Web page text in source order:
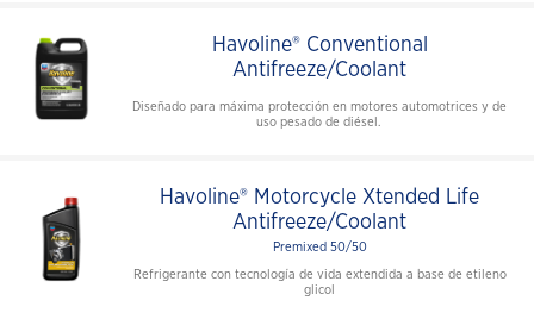
Havoline® Conventional
Antifreeze/Coolant
Diseñado para máxima protección en motores automotrices y de
uso pesado de diésel.
Havoline® Motorcycle Xtended Life
Antifreeze/Coolant
Premixed 50/50
Refrigerante con tecnología de vida extendida a base de etileno
glicol